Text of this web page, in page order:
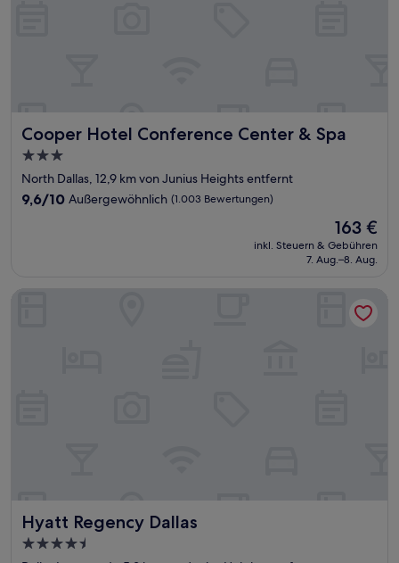
Cooper Hotel Conference Center & Spa
Cooper Hotel Conference Center & Spa
3.0-
Sterne-
Unterkunft
North Dallas, 12,9 km von Junius Heights entfernt
9.6
9,6/10 Außergewöhnlich (1.003 Bewertungen)
Der
Preis
beträgt
163 €
inkl. Steuern & Gebühren
7. Aug.–8. Aug.
Hyatt Regency Dallas
Hyatt Regency Dallas
4.5-
Hyatt Regency Dallas